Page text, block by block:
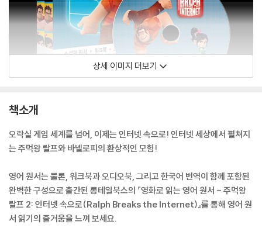
상세 이미지 더보기
책소개
오락실 게임 세계를 넘어, 이제는 인터넷 속으로! 인터넷 세상에서 펼쳐지
는 주먹왕 랄프와 바넬로피의 환상적인 모험!
영어 원서는 물론, 워크북과 오디오북, 그리고 한국어 번역이 함께 포함된
완벽한 구성으로 출간된 롱테일북스의 『영화로 읽는 영어 원서 - 주먹왕
랄프 2: 인터넷 속으로(Ralph Breaks the Internet)』를 통해 영어 원
서 읽기의 즐거움을 느껴 보세요.